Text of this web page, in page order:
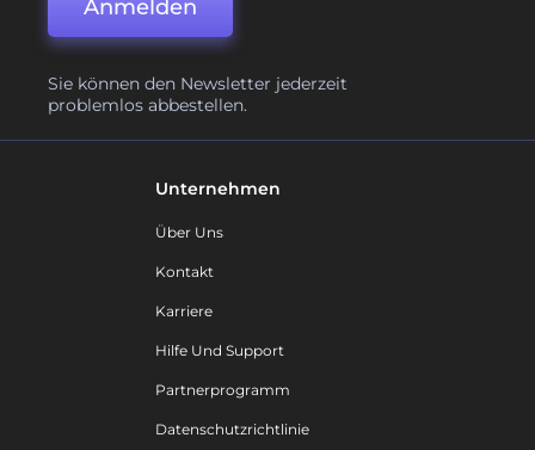
Anmelden
Sie können den Newsletter jederzeit
problemlos abbestellen.
Unternehmen
Über Uns
Kontakt
Karriere
Hilfe Und Support
Partnerprogramm
Datenschutzrichtlinie